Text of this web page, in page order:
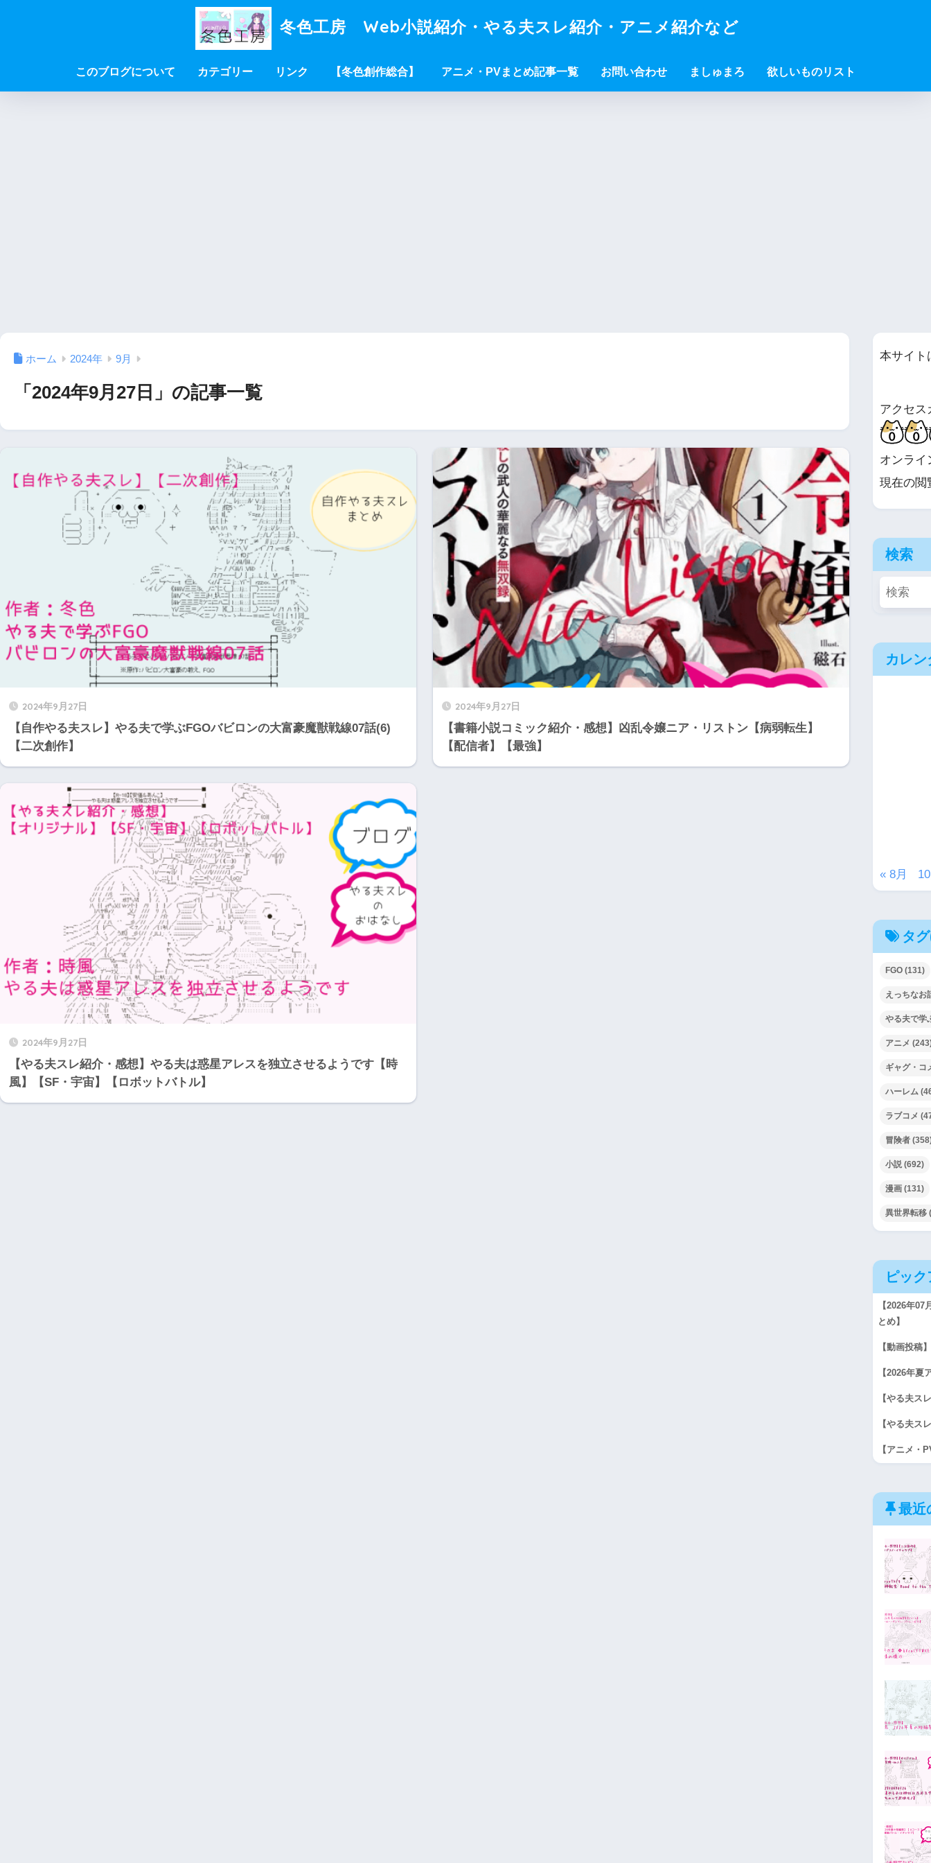
冬色工房 Web小説紹介・やる夫スレ紹介・アニメ紹介など
このブログについて カテゴリー リンク 【冬色創作総合】 アニメ・PVまとめ記事一覧 お問い合わせ ましゅまろ 欲しいものリスト
ホーム 2024年 9月
「2024年9月27日」の記事一覧
2024年9月27日
【自作やる夫スレ】やる夫で学ぶFGOバビロンの大富豪魔獣戦線07話(6)
【二次創作】
2024年9月27日
【書籍小説コミック紹介・感想】凶乱令嬢ニア・リストン【病弱転生】
【配信者】【最強】
2024年9月27日
【やる夫スレ紹介・感想】やる夫は惑星アレスを独立させるようです【時
風】【SF・宇宙】【ロボットバトル】
本サイト
アクセス
オンライ
現在の閲
検索
カレン
« 8月
タ
FGO (131)
えっちなお
やる夫で学
アニメ
ギャグ・コ
ハーレム
ラブコメ
冒険者
小説(692)
漫画 (131)
異世界転移
ピッ
【2026年
とめ】
【動画投稿
【2026年夏
【やる夫
【やる夫ス
【アニメ・
最近